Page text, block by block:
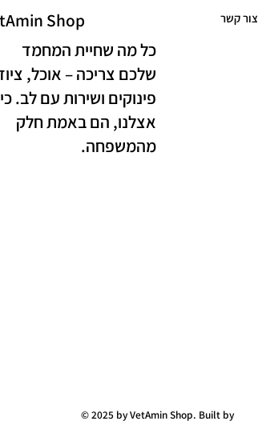
Shop
כל מה שחיית המחמד
שלכם צריכה – אוכל,
פינוקים ושירות עם לב. כי
אצלנו, הם באמת חלק
מהמשפחה.
צור קשר
© 2025 by VetAmin Shop. Built by